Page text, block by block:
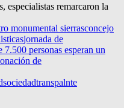
especialistas remarcaron la
monumental sierrasconcejo
jornada de
7.500 personas esperan un
de
sociedadtranspalnte